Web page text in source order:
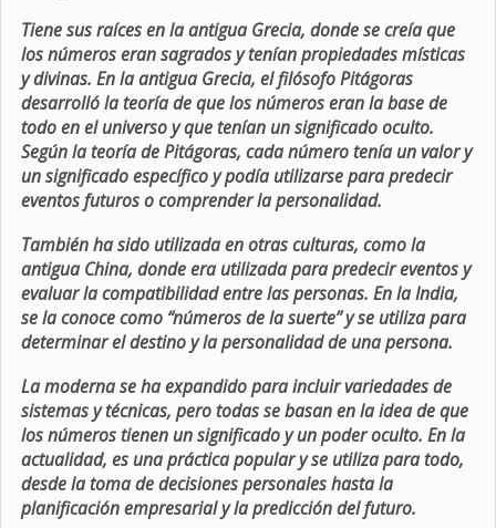
Tiene sus raíces en la antigua Grecia, donde se creía que
los números eran sagrados y tenían propiedades místicas
y divinas. En la antigua Grecia, el filósofo Pitágoras
desarrolló la teoría de que los números eran la base de
todo en el universo y que tenían un significado oculto.
Según la teoría de Pitágoras, cada número tenía un valor y
un significado específico y podía utilizarse para predecir
eventos futuros o comprender la personalidad.
También ha sido utilizada en otras culturas, como la
antigua China, donde era utilizada para predecir eventos y
evaluar la compatibilidad entre las personas. En la India,
se la conoce como “números de la suerte” y se utiliza para
determinar el destino y la personalidad de una persona.
La moderna se ha expandido para incluir variedades de
sistemas y técnicas, pero todas se basan en la idea de que
los números tienen un significado y un poder oculto. En la
actualidad, es una práctica popular y se utiliza para todo,
desde la toma de decisiones personales hasta la
planificación empresarial y la predicción del futuro.